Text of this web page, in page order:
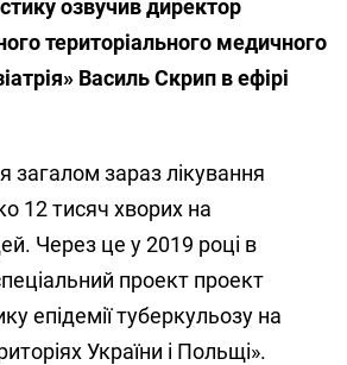
озвучив директор
територіального медичного
Василь Скрип в ефірі
загалом зараз лікування
12 тисяч хворих на
Через це у 2019 році в
проект проект
епідемії туберкульозу на
України і Польщі».